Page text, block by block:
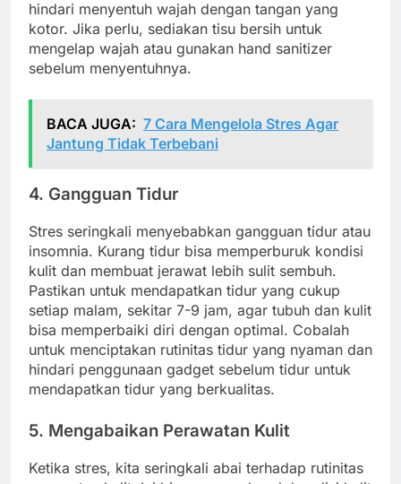
hindari menyentuh wajah dengan tangan yang
kotor. Jika perlu, sediakan tisu bersih untuk
mengelap wajah atau gunakan hand sanitizer
sebelum menyentuhnya.
BACA JUGA: 7 Cara Mengelola Stres Agar
Jantung Tidak Terbebani
4. Gangguan Tidur
Stres seringkali menyebabkan gangguan tidur atau
insomnia. Kurang tidur bisa memperburuk kondisi
kulit dan membuat jerawat lebih sulit sembuh.
Pastikan untuk mendapatkan tidur yang cukup
setiap malam, sekitar 7-9 jam, agar tubuh dan kulit
bisa memperbaiki diri dengan optimal. Cobalah
untuk menciptakan rutinitas tidur yang nyaman dan
hindari penggunaan gadget sebelum tidur untuk
mendapatkan tidur yang berkualitas.
5. Mengabaikan Perawatan Kulit
Ketika stres, kita seringkali abai terhadap rutinitas